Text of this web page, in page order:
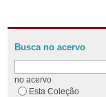
Busca no acervo
no acervo
Esta Coleção